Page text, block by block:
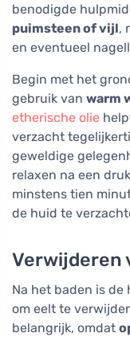
benodigde
puimsteen of vijl,
en eventueel
Begin met het
gebruik van warm
etherische olie
verzacht
geweldige
relaxen na een
minstens tien
de huid te
Verwijderen
Na het baden is
om eelt te
belangrijk, omdat